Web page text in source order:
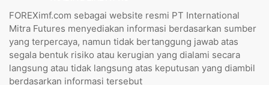
FOREXimf.com sebagai website resmi PT International
Mitra Futures menyediakan informasi berdasarkan sumber
yang terpercaya, namun tidak bertanggung jawab atas
segala bentuk risiko atau kerugian yang dialami secara
langsung atau tidak langsung atas keputusan yang diambil
berdasarkan informasi tersebut